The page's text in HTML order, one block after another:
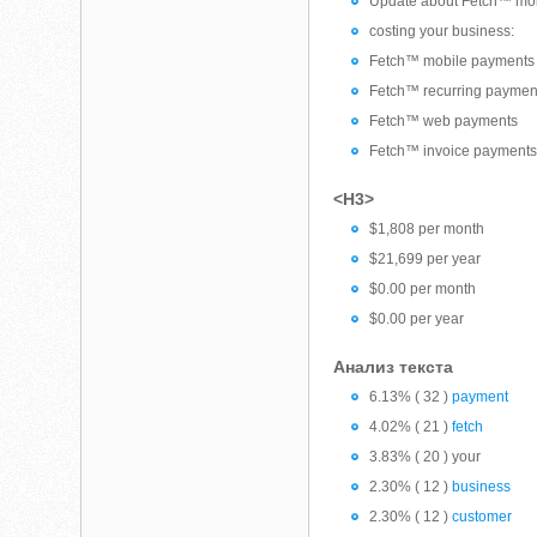
costing your business:
Fetch™ mobile payments
Fetch™ recurring
Fetch™ web payments
Fetch™ invoice payments
<H3>
$1,808 per month
$21,699 per year
$0.00 per month
$0.00 per year
Анализ текста
6.13% ( 32 )payment
4.02% ( 21 )fetch
3.83% ( 20 ) your
2.30% ( 12 ) business
2.30% ( 12 )customer